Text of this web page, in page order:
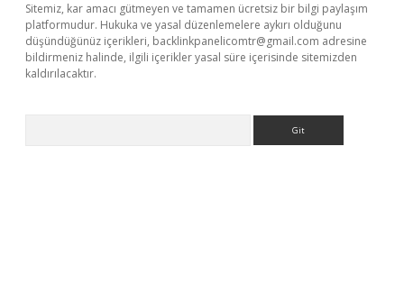
Sitemiz, kar amacı gütmeyen ve tamamen ücretsiz bir bilgi paylaşım
platformudur. Hukuka ve yasal düzenlemelere aykırı olduğunu
düşündüğünüz içerikleri, backlinkpanelicomtr@gmail.com adresine
bildirmeniz halinde, ilgili içerikler yasal süre içerisinde sitemizden
kaldırılacaktır.